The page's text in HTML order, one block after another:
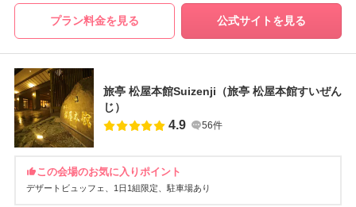
プラン料金を見る 公式サイトを見る
旅亭 松屋本館Suizenji（旅亭 松屋本館すいぜん
じ）
4.9 56件
この会場のお気に入りポイント
デザートビュッフェ 1日1組限定 駐車場あり